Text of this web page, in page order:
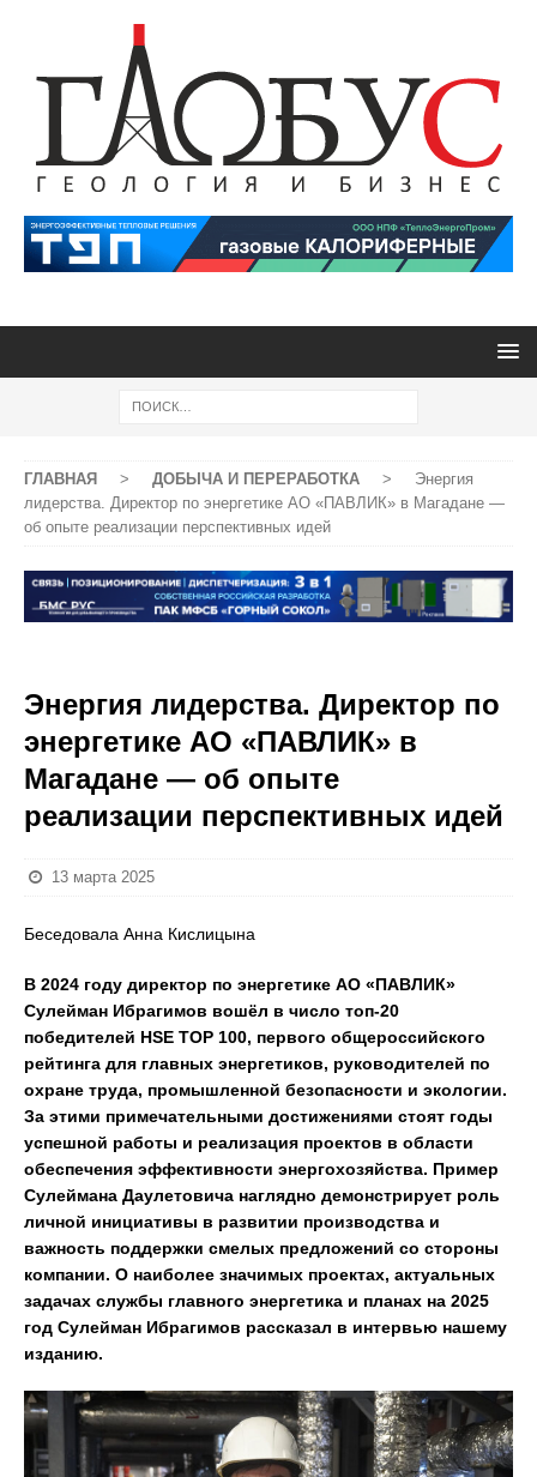
ГЛАВНАЯ > ДОБЫЧА И ПЕРЕРАБОТКА >
Энергия
лидерства. Директор по энергетике АО «ПАВЛИК» в Магадане —
об опыте реализации перспективных идей
Энергия лидерства. Директор по
энергетике АО «ПАВЛИК» в
Магадане — об опыте
реализации перспективных идей
13 марта 2025
Беседовала Анна Кислицына
В 2024 году директор по энергетике АО «ПАВЛИК»
Сулейман Ибрагимов вошёл в число топ-20
победителей HSE TOP 100, первого общероссийского
рейтинга для главных энергетиков, руководителей по
охране труда, промышленной безопасности и экологии.
За этими примечательными достижениями стоят годы
успешной работы и реализация проектов в области
обеспечения эффективности энергохозяйства. Пример
Сулеймана Даулетовича наглядно демонстрирует роль
личной инициативы в развитии производства и
важность поддержки смелых предложений со стороны
компании. О наиболее значимых проектах, актуальных
задачах службы главного энергетика и планах на 2025
год Сулейман Ибрагимов рассказал в интервью нашему
изданию.